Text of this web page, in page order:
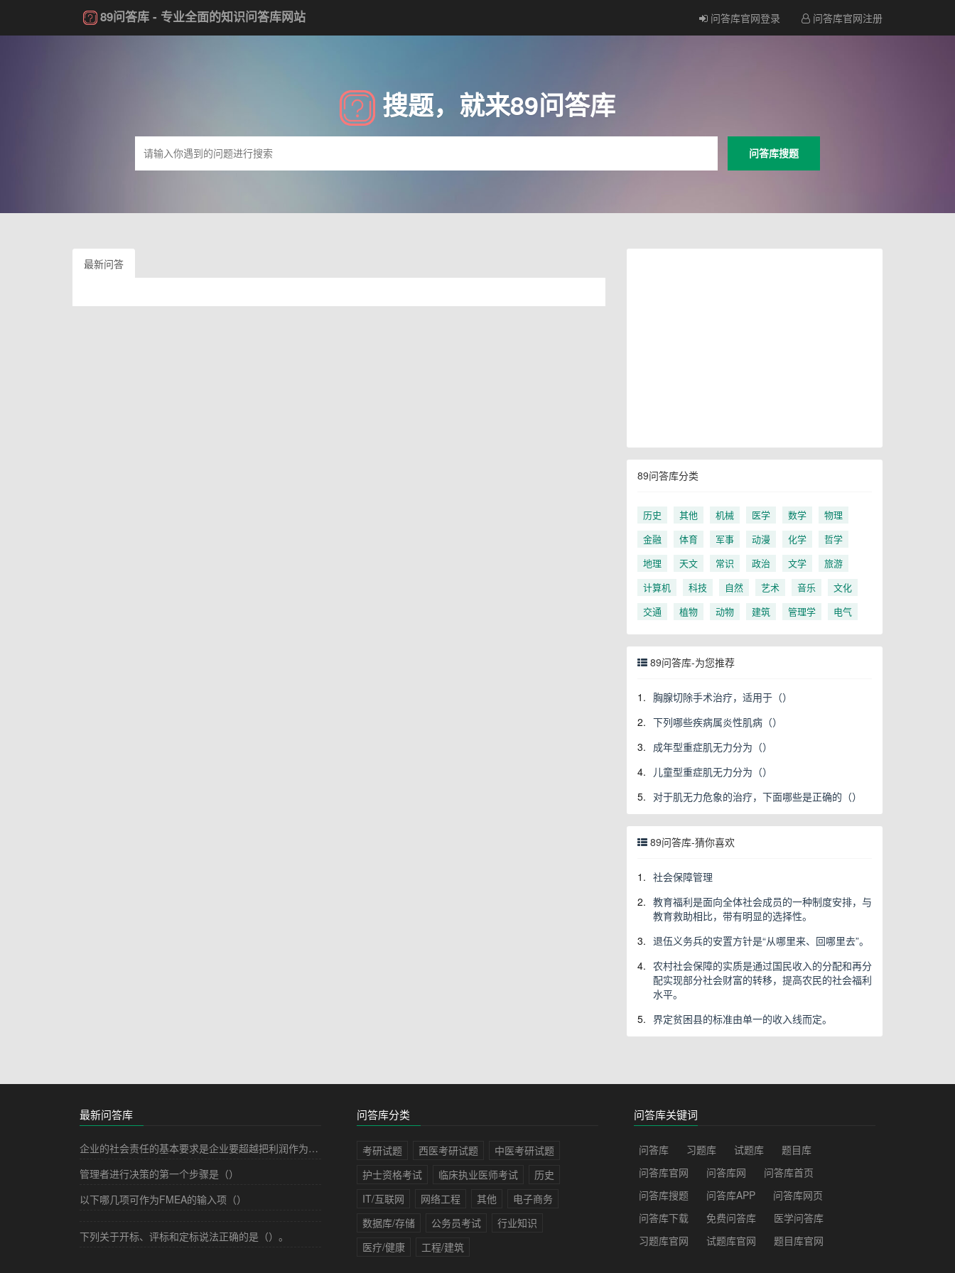
89问答库 - 专业全面的知识问答库网站 问答库官网登录 问答库官网注册
搜题，就来89问答库
问答库搜题
最新问答
89问答库分类
历史 其他 机械 医学 数学
物理
金融
体育 军事 动漫 化学
哲学
地理
天文 常识 政治 文学
旅游
计算机
科技 自然 艺术 音乐
文化
交通
植物 动物 建筑 管理学 电气
89问答库-为您推荐
1. 胸腺切除手术治疗，适用于（）
2. 下列哪些疾病属炎性肌病（）
3. 成年型重症肌无力分为（）
4.
儿童型重症肌无力分为（）
5. 对于肌无力危象的治疗，下面哪些是正确的（）
89问答库-猜你喜欢
1. 社会保障管理
2. 教育福利是面向全体社会成员的一种制度安排，与
教育救助相比，带有明显的选择性。
3. 退伍义务兵的安置方针是“从哪里来、回哪里去”。
4. 农村社会保障的实质是通过国民收入的分配和再分
配实现部分社会财富的转移，提高农民的社会福利
水平。
5. 界定贫困县的标准由单一的收入线而定。
最新问答库
企业的社会责任的基本要求是企业要超越把利润作为唯一目标的传统理念，强调要在生产过程中对人的价值的关注，强调对消费者，对环境，对社会的贡献。
管理者进行决策的第一个步骤是（）
以下哪几项可作为FMEA的输入项（）
下列关于开标、评标和定标说法正确的是（）。
问答库分类
考研试题 西医考研试题
中医考研试题
护士资格考试
临床执业医师考试
历史
IT/互联网
网络工程 其他
电子商务
数据库/存储
公务员考试
行业知识
医疗/健康
工程/建筑
问答库关键词
问答库 习题库 试题库
题目库
问答库官网
问答库网
问答库首页
问答库搜题
问答库APP
问答库网页
问答库下载
免费问答库
医学问答库
习题库官网
试题库官网 题目库官网